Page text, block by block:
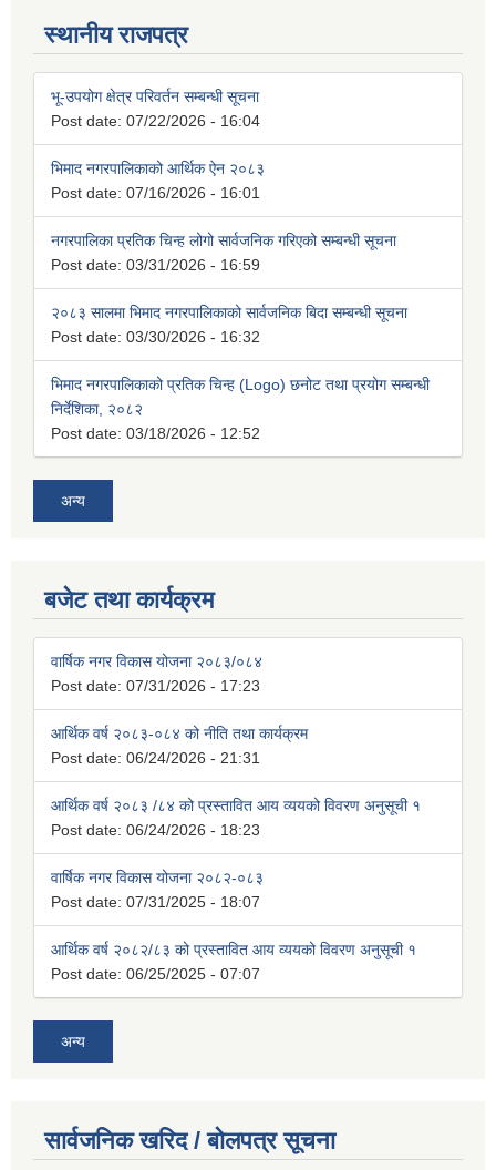
स्थानीय राजपत्र
भू-उपयोग क्षेत्र परिवर्तन सम्बन्धी सूचना
Post date: 07/22/2026 - 16:04
भिमाद नगरपालिकाको आर्थिक ऐन २०८३
Post date: 07/16/2026 - 16:01
नगरपालिका प्रतिक चिन्ह लोगो सार्वजनिक गरिएको सम्बन्धी सूचना
Post date: 03/31/2026 - 16:59
२०८३ सालमा भिमाद नगरपालिकाको सार्वजनिक बिदा सम्बन्धी सूचना
Post date: 03/30/2026 - 16:32
भिमाद नगरपालिकाको प्रतिक चिन्ह (Logo) छनोट तथा प्रयोग सम्बन्धी
निर्देशिका, २०८२
Post date: 03/18/2026 - 12:52
अन्य
बजेट तथा कार्यक्रम
वार्षिक नगर विकास योजना २०८३/०८४
Post date: 07/31/2026 - 17:23
आर्थिक वर्ष २०८३-०८४ को नीति तथा कार्यक्रम
Post date: 06/24/2026 - 21:31
आर्थिक वर्ष २०८३ /८४ को प्रस्तावित आय व्ययको विवरण अनुसूची १
Post date: 06/24/2026 - 18:23
वार्षिक नगर विकास योजना २०८२-०८३
Post date: 07/31/2025 - 18:07
आर्थिक वर्ष २०८२/८३ को प्रस्तावित आय व्ययको विवरण अनुसूची १
Post date: 06/25/2025 - 07:07
अन्य
सार्वजनिक खरिद / बोलपत्र सूचना